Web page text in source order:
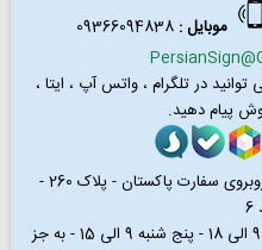
موبایل :
درتلگرام ، واتس آپ ، ایتا ،
پیام دهید.
تهران - خیابان فاطمی غربی - روبروی سفارت پاکستان - پلاک 260 -
شنبه الی چهارشنبه 9 الی 18 - پنج شنبه 9 الی 15 - به جز